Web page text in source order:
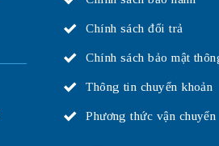
Chính sách đổi trả
Chính sách bảo mật
Thông tin chuyển khoản
Phương thức vận chuyển